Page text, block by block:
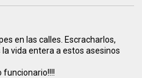
en las calles. Escracharlos,
vida entera a estos asesinos
funcionario!!!!